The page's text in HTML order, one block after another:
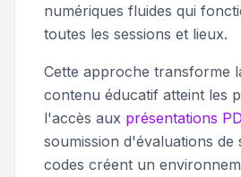
numériques fluides qui
toutes les sessions et lieux.
Cette approche transforme
contenu éducatif atteint les
l'accès aux présentations
soumission d'évaluations de
codes créent un